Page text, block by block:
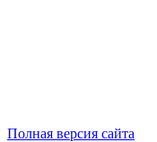
Полная версия сайта